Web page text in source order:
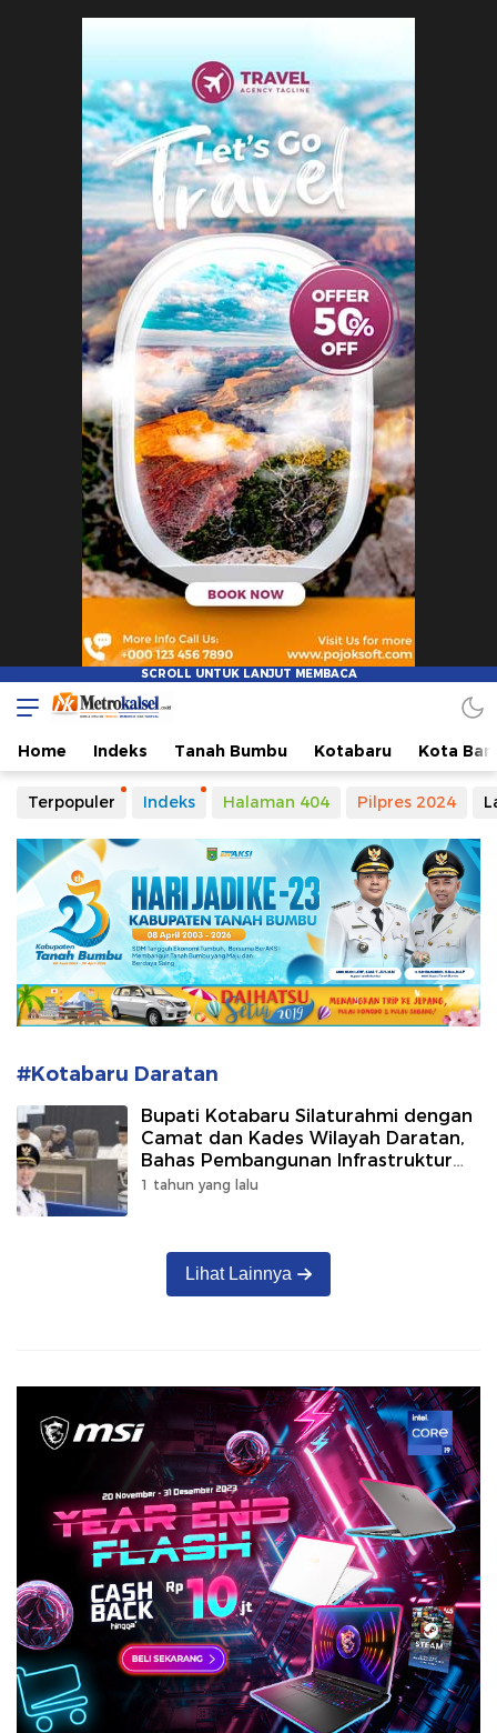
Metro Kalsel
Media Online Terkini, Faktual dan Mendidik
Home Indeks Tanah Bumbu Kotabaru Kota
Terpopuler Indeks Halaman 404 Pilpres 2024
#Kotabaru Daratan
Bupati Kotabaru Silaturahmi dengan
Camat dan Kades Wilayah Daratan,
Bahas Pembangunan Infrastruktur
dan Pemekaran
1 tahun yang lalu
Lihat Lainnya